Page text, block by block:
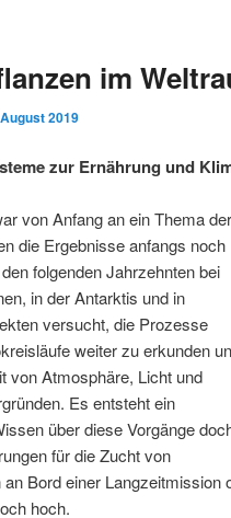
im
2019
zur Ernährung und
von Anfang an ein Thema der
die Ergebnisse anfangs noch
folgenden Jahrzehnten bei
in der Antarktis und in
versucht, die Prozesse
weiter zu erkunden
von Atmosphäre, Licht und
Es entsteht ein
über diese Vorgänge
für die Zucht von
Bord einer
hoch.